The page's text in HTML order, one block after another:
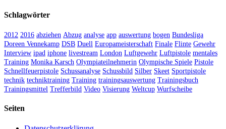
Schlagwörter
2012 2016 abziehen Abzug analyse app auswertung bogen Bundesliga
Doreen Vennekamp DSB Duell Europameisterschaft Finale Flinte Gewehr
Interview ipad iphone livestream London Luftgewehr Luftpistole mentales
Training Monika Karsch Olympiateilnehmerin Olympische Spiele Pistole
Schnellfeuerpistole Schussanalyse Schussbild Silber Skeet Sportpistole
technik techniktraining Training trainingsauswertung Trainingsbuch
Trainingsmittel Trefferbild Video Visierung Weltcup Wurfscheibe
Seiten